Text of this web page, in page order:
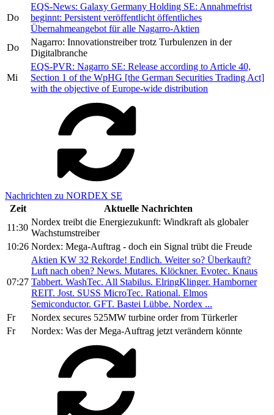
Do
EQS-News: Galaxy Germany Holding SE: Annahmefrist
beginnt: Persistent veröffentlicht öffentliches
Übernahmeangebot für alle Nagarro-Aktien
Do
Nagarro: Innovationstreiber trotz Turbulenzen in der
Digitalbranche
Mi
EQS-PVR: Nagarro SE: Release according to Article 40,
Section 1 of the WpHG [the German Securities Trading Act]
with the objective of Europe-wide distribution
Nachrichten zu NORDEX SE
Zeit
Aktuelle Nachrichten
11:30
Nordex treibt die Energiezukunft: Windkraft als globaler
Wachstumstreiber
10:26 Nordex: Mega-Auftrag - doch ein Signal trübt die Freude
07:27
Aktien KW 32 Rekorde! Endlich. Weiter so? Überkauft?
Luft nach oben? News. Mutares. Klöckner. Evotec. Knaus
Tabbert. WashTec. All Stabilus. ElringKlinger. Hamborner
REIT. Jost. SUSS MicroTec. Rational. Elmos
Semiconductor. GFT. Bastei Lübbe. Nordex ...
Fr
Nordex secures 525MW turbine order from Türkerler
Fr
Nordex: Was der Mega-Auftrag jetzt verändern könnte